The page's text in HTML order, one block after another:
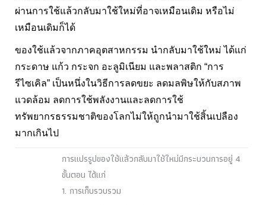
ผ่านการใช้แล้วกลับมาใช้ใหม่ที่อาจเหมือนเดิม หรือไม่
เหมือนเดิมก็ได้
ของใช้แล้วจากภาคอุตสาหกรรม นำกลับมาใช้ใหม่ ได้แก่
กระดาษ แก้ว กระจก อะลูมิเนียม และพลาสติก “การ
รีไซเคิล” เป็นหนึ่งในวิธีการลดขยะ ลดมลพิษให้กับสภาพ
แวดล้อม ลดการใช้พลังงานและลดการใช้
ทรัพยากรธรรมชาติของโลกไม่ให้ถูกนำมาใช้สิ้นเปลือง
มากเกินไป
การแปรรูปของใช้แล้วกลับมาใช้ใหม่มีกระบวนการอยู่ 4
ขั้นตอน ได้แก่
1. การเก็บรวบรวม